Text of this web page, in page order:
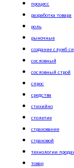
процесс
разработка товара
роль
рыночные
создание служб
сословный
сословный строй
спрос
средства
стихийно
столетие
страхование
страховой
технологии
товар